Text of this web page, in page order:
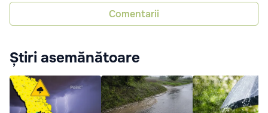
Comentarii
Știri asemănătoare